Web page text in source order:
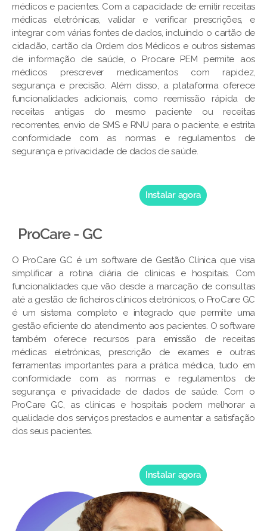
médicos e pacientes. Com a capacidade de emitir receitas
médicas eletrónicas, validar e verificar prescrições, e
integrar com várias fontes de dados, incluindo o cartão de
cidadão, cartão da Ordem dos Médicos e outros sistemas
de informação de saúde, o Procare PEM permite aos
médicos prescrever medicamentos com rapidez,
segurança e precisão. Além disso, a plataforma oferece
funcionalidades adicionais, como reemissão rápida de
receitas antigas do mesmo paciente ou receitas
recorrentes, envio de SMS e RNU para o paciente, e estrita
conformidade com as normas e regulamentos de
segurança e privacidade de dados de saúde.
Instalar agora
ProCare - GC
O ProCare GC é um software de Gestão Clínica que visa
simplificar a rotina diária de clínicas e hospitais. Com
funcionalidades que vão desde a marcação de consultas
até a gestão de ficheiros clínicos eletrónicos, o ProCare GC
é um sistema completo e integrado que permite uma
gestão eficiente do atendimento aos pacientes. O software
também oferece recursos para emissão de receitas
médicas eletrónicas, prescrição de exames e outras
ferramentas importantes para a prática médica, tudo em
conformidade com as normas e regulamentos de
segurança e privacidade de dados de saúde. Com o
ProCare GC, as clínicas e hospitais podem melhorar a
qualidade dos serviços prestados e aumentar a satisfação
dos seus pacientes.
Instalar agora